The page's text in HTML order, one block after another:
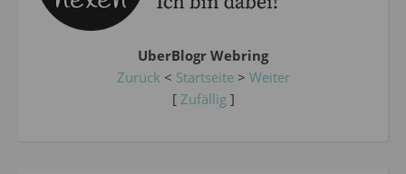
UberBlogr Webring
Zurück < Startseite> Weiter
[ Zufällig]